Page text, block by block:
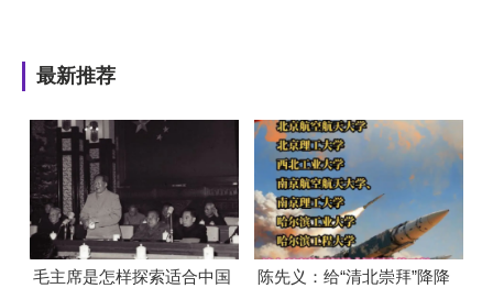
最新推荐
毛主席是怎样探索适合中国
陈先义：给“清北崇拜”降降